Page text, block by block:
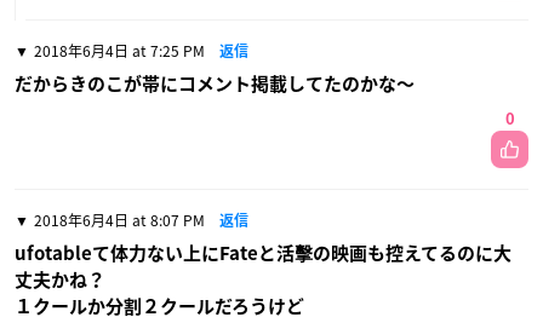
2018年6月4日 at 7:25 PM 返信
だからきのこが帯にコメント掲載してたのかな〜
0
2018年6月4日 at 8:07 PM 返信
ufotableて体力ない上にFateと活擊の映画も控えてるのに大
丈夫かね？
１クールか分割２クールだろうけど